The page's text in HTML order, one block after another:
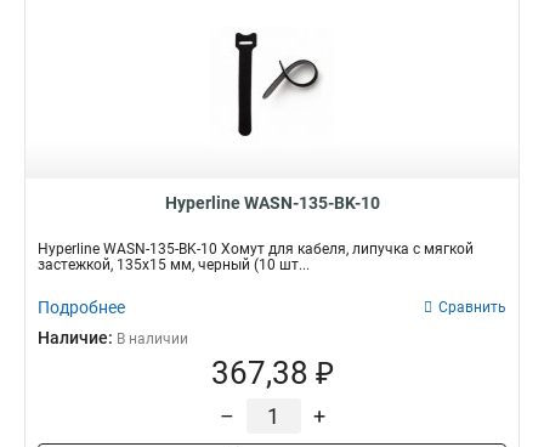
Hyperline WASN-135-BK-10
Hyperline WASN-135-BK-10 Хомут для кабеля, липучка с мягкой
застежкой, 135x15 мм, черный (10 шт...
Подробнее Сравнить
Наличие: В наличии
367,38 ₽
– +